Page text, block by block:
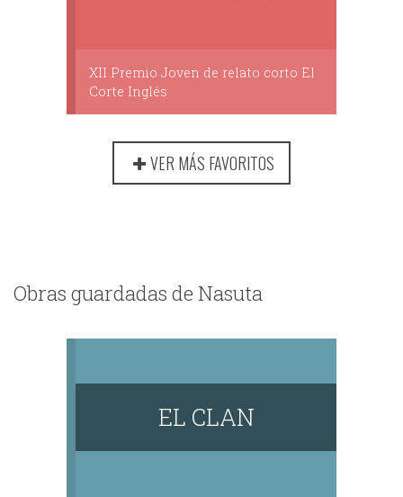
XII Premio Joven de relato corto El
Corte Inglés
VER MÁS FAVORITOS
Obras guardadas de Nasuta
EL CLAN